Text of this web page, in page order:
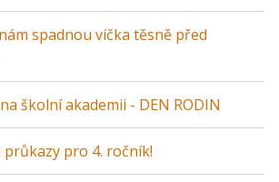
spadnou víčka těsně před
školní akademii - DEN RODIN
průkazy pro 4. ročník!